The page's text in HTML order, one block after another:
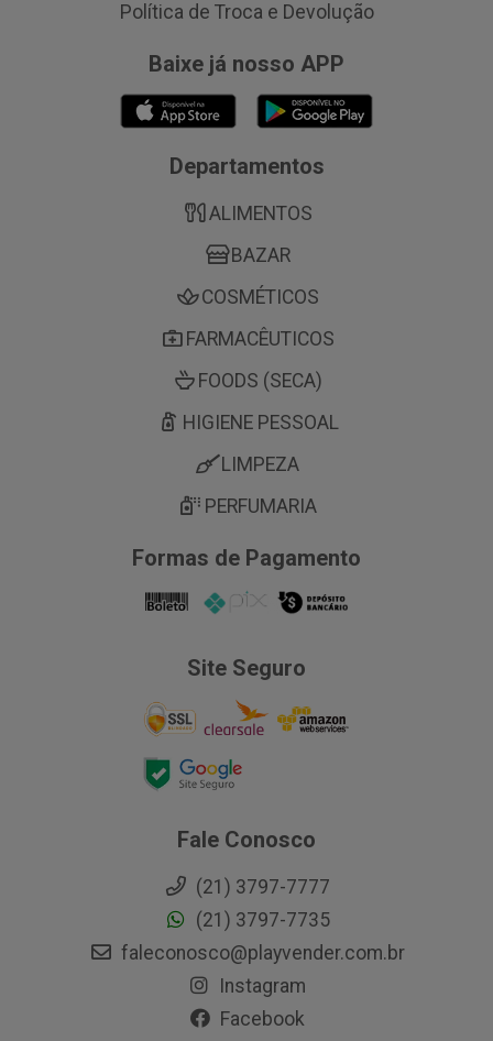
Política de Troca e Devolução
Baixe já nosso APP
Departamentos
ALIMENTOS
BAZAR
COSMÉTICOS
FARMACÊUTICOS
FOODS (SECA)
HIGIENE PESSOAL
LIMPEZA
PERFUMARIA
Formas de Pagamento
Site Seguro
Fale Conosco
(21) 3797-7777
(21) 3797-7735
faleconosco@playvender.com.br
Instagram
Facebook